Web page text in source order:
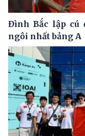
Đình Bắc lập cú
ngôi nhất bảng A